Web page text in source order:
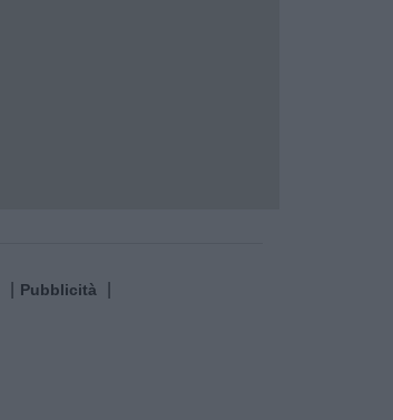
Pubblicità